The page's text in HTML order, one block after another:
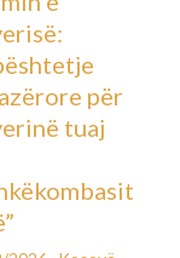
për
tuaj